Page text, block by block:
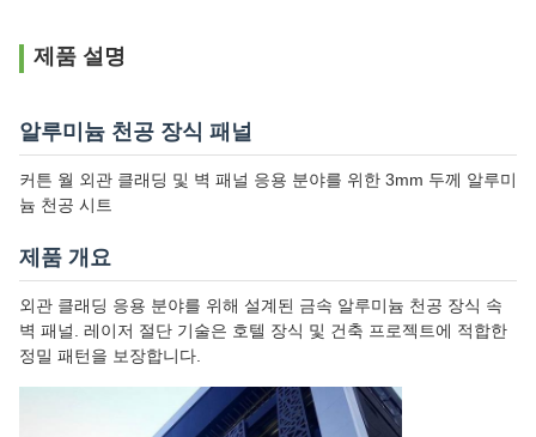
제품 설명
알루미늄 천공 장식 패널
커튼 월 외관 클래딩 및 벽 패널 응용 분야를 위한 3mm 두께 알루미
늄 천공 시트
제품 개요
외관 클래딩 응용 분야를 위해 설계된 금속 알루미늄 천공 장식 속
벽 패널. 레이저 절단 기술은 호텔 장식 및 건축 프로젝트에 적합한
정밀 패턴을 보장합니다.